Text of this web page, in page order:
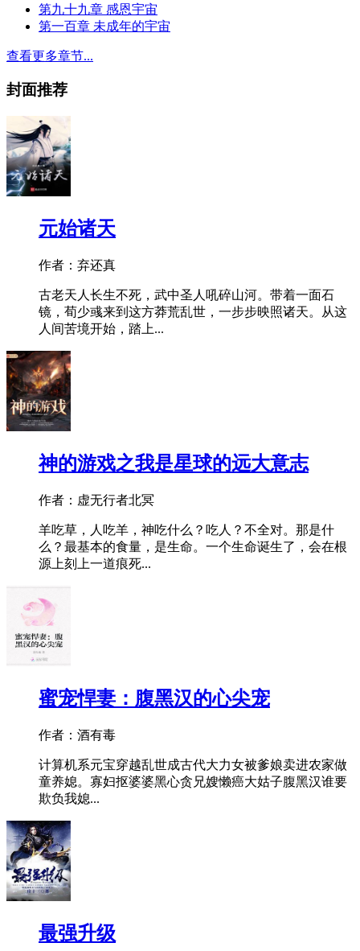
第九十九章 感恩宇宙
第一百章 未成年的宇宙
查看更多章节...
封面推荐
元始诸天
作者：弃还真
古老天人长生不死，武中圣人吼碎山河。带着一面石
镜，荀少彧来到这方莽荒乱世，一步步映照诸天。从这
人间苦境开始，踏上...
神的游戏之我是星球的远大意志
作者：虚无行者北冥
羊吃草，人吃羊，神吃什么？吃人？不全对。那是什
么？最基本的食量，是生命。一个生命诞生了，会在根
源上刻上一道痕死...
蜜宠悍妻：腹黑汉的心尖宠
作者：酒有毒
计算机系元宝穿越乱世成古代大力女被爹娘卖进农家做
童养媳。寡妇抠婆婆黑心贪兄嫂懒癌大姑子腹黑汉谁要
欺负我媳...
最强升级